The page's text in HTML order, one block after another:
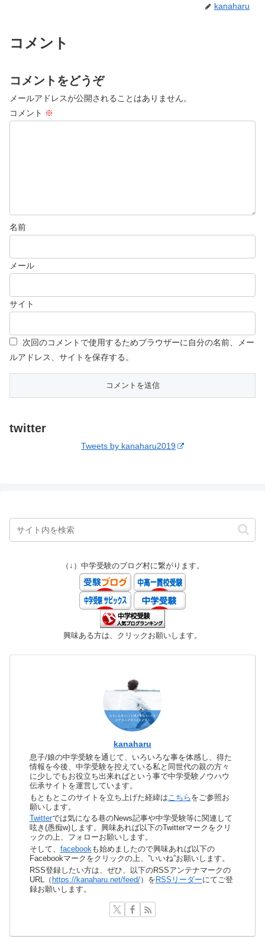
kanaharu
コメント
コメントをどうぞ
メールアドレスが公開されることはありません。
コメント ※
名前
メール
サイト
次回のコメントで使用するためブラウザーに自分の名前、メー
ルアドレス、サイトを保存する。
twitter
Tweets by kanaharu2019
（↓）中学受験のブログ村に繋がります。
興味ある方は、クリックお願いします。
kanaharu
息子/娘の中学受験を通じて、いろいろな事を体感し、得た
情報を今後、中学受験を控えている私と同世代の親の方々
に少しでもお役立ち出来ればという事で中学受験ノウハウ
伝承サイトを運営しています。
もともとこのサイトを立ち上げた経緯は こちら をご参照お
願いします。
Twitterでは気になる巷のNews記事や中学受験等に関連して
呟き(愚痴w)します。興味あれば以下のTwitterマークをクリ
ックの上、フォローお願いします。
そして、 facebookも始めましたので興味あれば以下の
Facebookマークをクリックの上、”いいね”お願いします。
RSS登録したい方は、ぜひ、以下のRSSアンテナマークの
URL（ https://kanaharu.net/feed/）を RSSリーダーにてご登
録お願いします。